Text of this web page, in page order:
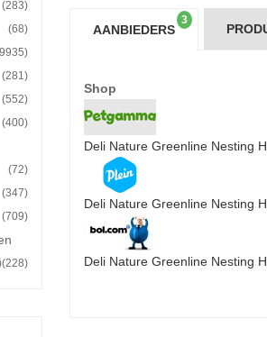
(283)
(68)
(281)
(552)
(400)
(72)
(347)
(709)
(228)
AANBIEDERS
3
Shop
Deli Nature Greenline Nesting
Deli Nature Greenline Nesting
Deli Nature Greenline Nesting